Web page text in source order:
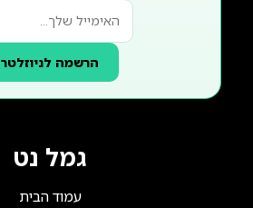
הרשמה לניוזלטר
גמל נט
עמוד הבית